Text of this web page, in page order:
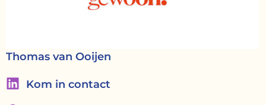
Thomas van Ooijen
Kom in contact